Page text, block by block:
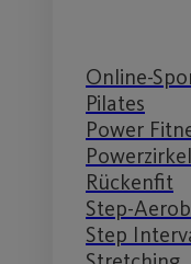
Online-
Pilates
Power
Powerzirkel
Rückenfit
Step-
Step